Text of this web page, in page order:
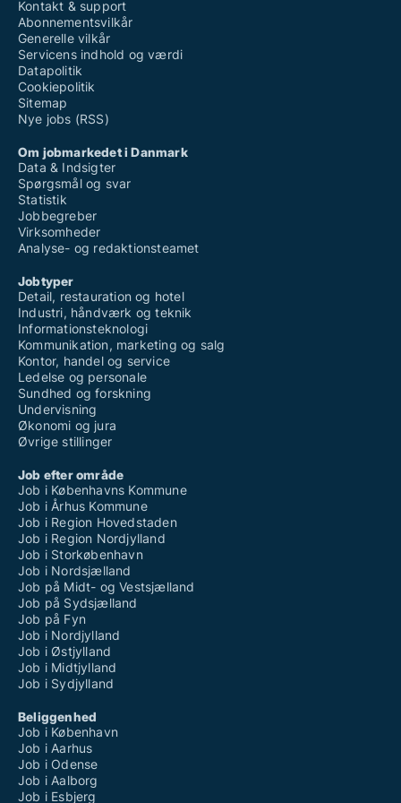
Kontakt & support
Abonnementsvilkår
Generelle vilkår
Servicens indhold og værdi
Datapolitik
Cookiepolitik
Sitemap
Nye jobs (RSS)
Om jobmarkedet i Danmark
Data & Indsigter
Spørgsmål og svar
Statistik
Jobbegreber
Virksomheder
Analyse- og redaktionsteamet
Jobtyper
Detail, restauration og hotel
Industri, håndværk og teknik
Informationsteknologi
Kommunikation, marketing og salg
Kontor, handel og service
Ledelse og personale
Sundhed og forskning
Undervisning
Økonomi og jura
Øvrige stillinger
Job efter område
Job i Københavns Kommune
Job i Århus Kommune
Job i Region Hovedstaden
Job i Region Nordjylland
Job i Storkøbenhavn
Job i Nordsjælland
Job på Midt- og Vestsjælland
Job på Sydsjælland
Job på Fyn
Job i Nordjylland
Job i Østjylland
Job i Midtjylland
Job i Sydjylland
Beliggenhed
Job i København
Job i Aarhus
Job i Odense
Job i Aalborg
Job i Esbjerg